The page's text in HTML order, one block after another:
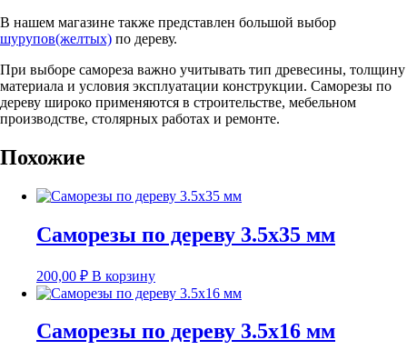
В нашем магазине также представлен большой выбор
шурупов(желтых) по дереву.
При выборе самореза важно учитывать тип древесины, толщину
материала и условия эксплуатации конструкции. Саморезы по
дереву широко применяются в строительстве, мебельном
производстве, столярных работах и ремонте.
Похожие
Саморезы по дереву 3.5х35 мм
200,00 ₽ В корзину
Саморезы по дереву 3.5х16 мм